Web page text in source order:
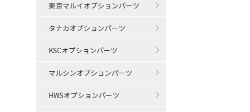
東京マルイオプションパーツ
タナカオプションパーツ
KSCオプションパーツ
マルシンオプションパーツ
HWSオプションパーツ